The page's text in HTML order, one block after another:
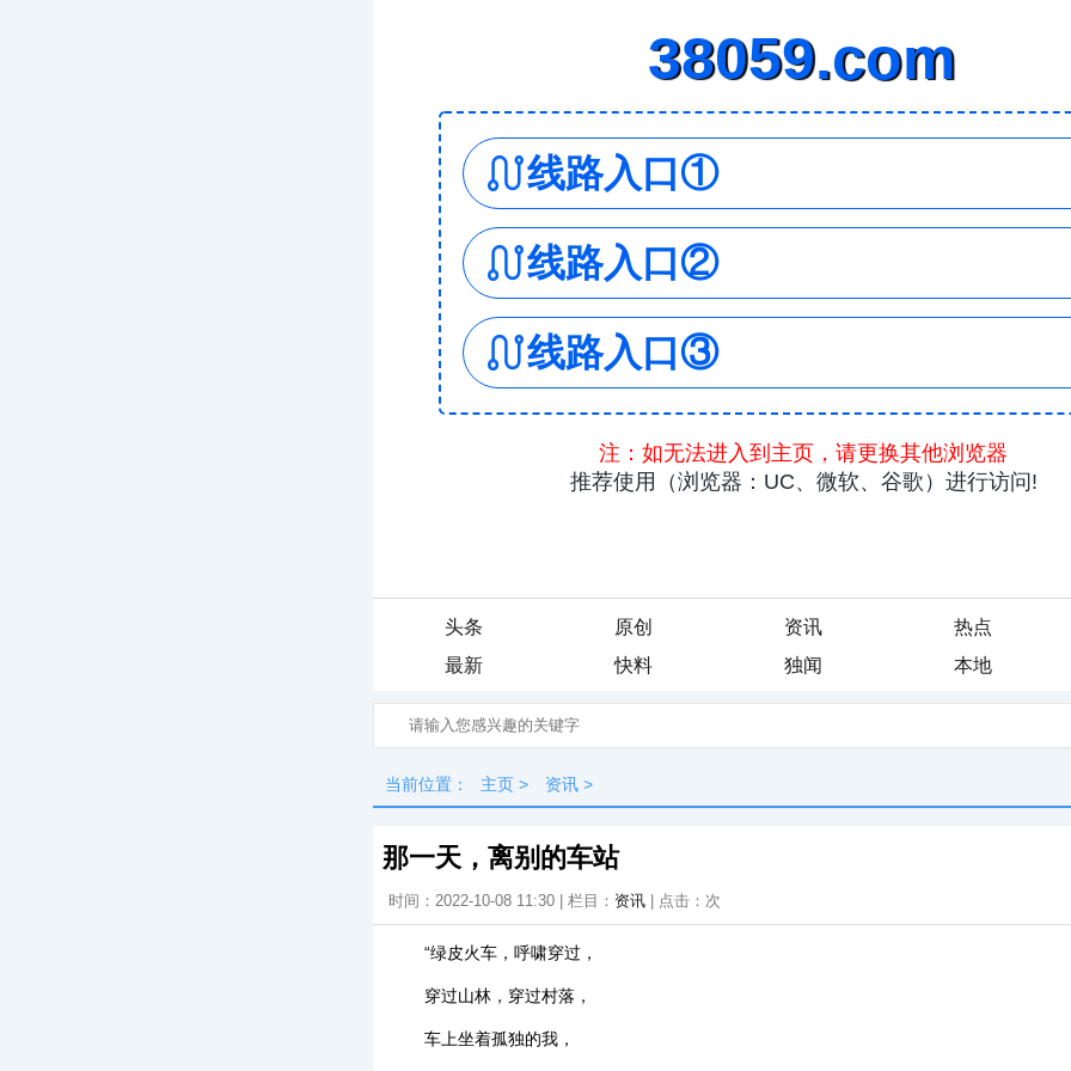
头条 原创 资讯
热点
最新
快料 独闻 本地
当前位置： 主页 > 资讯 >
那一天，离别的车站
时间：2022-10-08 11:30 | 栏目： 资讯 | 点击： 次
“绿皮火车，呼啸穿过，
穿过山林，穿过村落，
车上坐着孤独的我，